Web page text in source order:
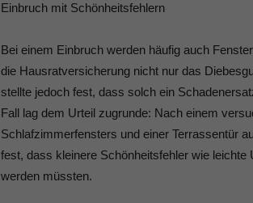
Einbruch mit Schönheitsfehlern
Bei einem Einbruch werden häufig auch
die Hausratversicherung nicht nur das
stellte jedoch fest, dass solch ein
Fall lag dem Urteil zugrunde: Nach einem
Schlafzimmerfensters und einer Terrassentür
fest, dass kleinere Schönheitsfehler wie
werden müssten.